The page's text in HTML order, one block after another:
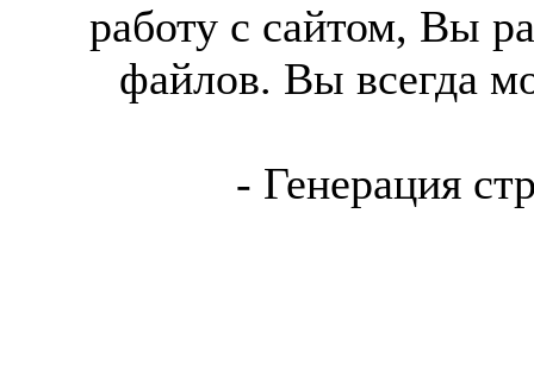
работу с сайтом, Вы
файлов. Вы всегда
- Генерация